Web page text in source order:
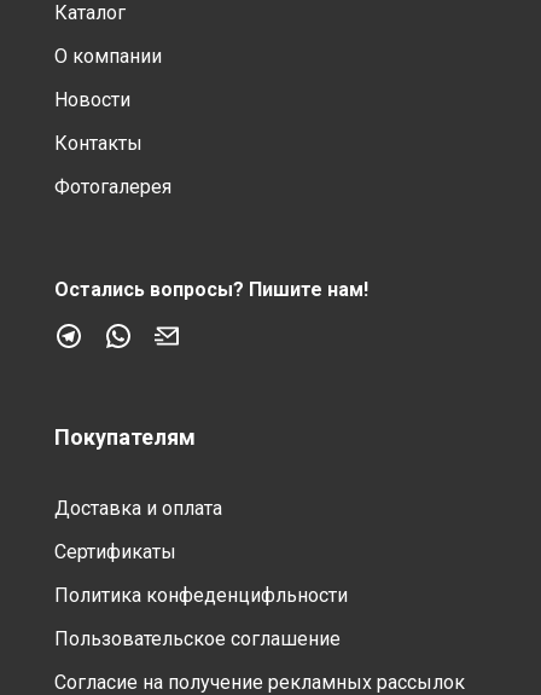
Каталог
О компании
Новости
Контакты
Фотогалерея
Остались вопросы? Пишите нам!
Покупателям
Доставка и оплата
Сертификаты
Политика конфеденцифльности
Пользовательское соглашение
Согласие на получение рекламных рассылок